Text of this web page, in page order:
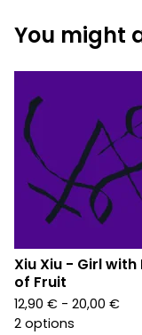
You might
Xiu Xiu - Girl with
of Fruit
12,90 € - 20,00 €
2 options